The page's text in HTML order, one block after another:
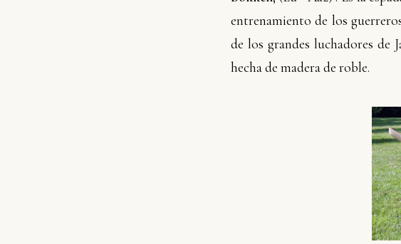
entrenamiento de los
de los grandes luchadores de
hecha de madera de roble.